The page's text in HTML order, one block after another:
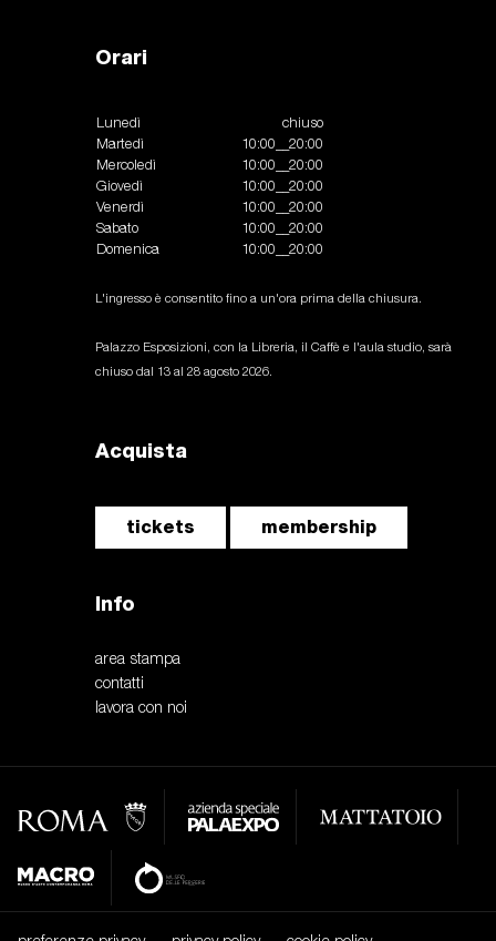
Orari
Lunedì
chiuso
Martedì
10:00__20:00
Mercoledì
10:00__20:00
Giovedì
10:00__20:00
Venerdì
10:00__20:00
Sabato
10:00__20:00
Domenica
10:00__20:00
L'ingresso è consentito fino a un'ora prima della chiusura.
Palazzo Esposizioni, con la Libreria, il Caffè e l'aula studio, sarà
chiuso dal 13 al 28 agosto 2026.
Acquista
tickets membership
Info
area stampa
contatti
lavora con noi